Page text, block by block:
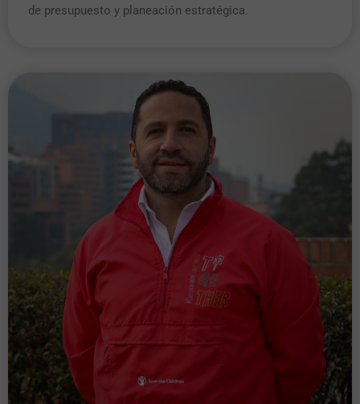
de presupuesto y planeación estratégica.